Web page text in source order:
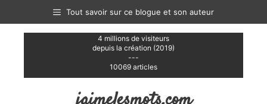
contenu
Tout savoir sur ce blogue et son auteur
4 millions de visiteurs
depuis la création (2019)
---
10069 articles